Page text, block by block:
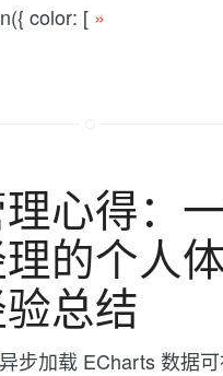
color: [ »
心得：
的个人
总结
步加载 ECharts 数据